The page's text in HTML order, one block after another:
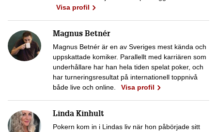
Visa profil
Magnus Betnér
Magnus Betnér är en av Sveriges mest kända och
uppskattade komiker. Parallellt med karriären som
underhållare har han hela tiden spelat poker, och
har turneringsresultat på internationell toppnivå
både live och online.
Visa profil
Linda Kinhult
Pokern kom in i Lindas liv när hon påbörjade sitt